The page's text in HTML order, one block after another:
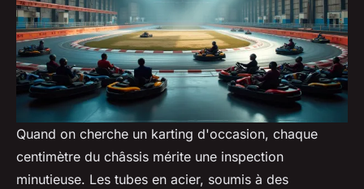
Quand on cherche un karting d'occasion, chaque
centimètre du châssis mérite une inspection
minutieuse. Les tubes en acier, soumis à des